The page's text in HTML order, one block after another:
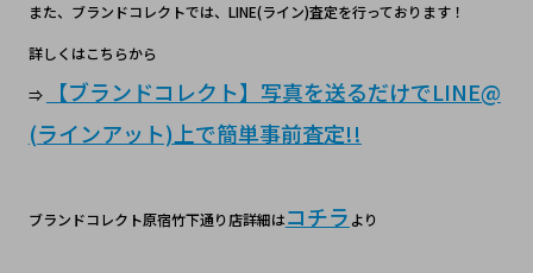
また、ブランドコレクトでは、LINE(ライン)査定を行っております！
詳しくはこちらから
⇒
【ブランドコレクト】写真を送るだけでLINE@
(ラインアット)上で簡単事前査定!!
ブランドコレクト原宿竹下通り店詳細はコチラ より